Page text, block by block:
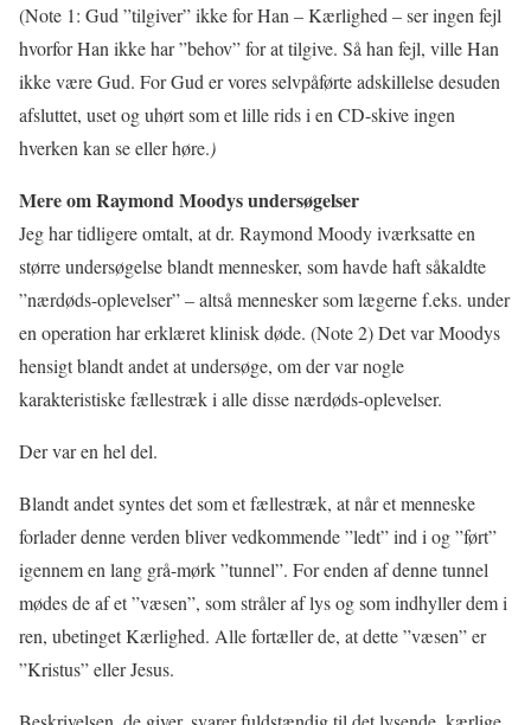
(Note 1: Gud ”tilgiver” ikke for Han – Kærlighed – ser ingen fejl
hvorfor Han ikke har ”behov” for at tilgive. Så han fejl, ville Han
ikke være Gud. For Gud er vores selvpåførte adskillelse desuden
afsluttet, uset og uhørt som et lille rids i en CD-skive ingen
hverken kan se eller høre.)
Mere om Raymond Moodys undersøgelser
Jeg har tidligere omtalt, at dr. Raymond Moody iværksatte en
større undersøgelse blandt mennesker, som havde haft såkaldte
”nærdøds-oplevelser” – altså mennesker som lægerne f.eks. under
en operation har erklæret klinisk døde. (Note 2) Det var Moodys
hensigt blandt andet at undersøge, om der var nogle
karakteristiske fællestræk i alle disse nærdøds-oplevelser.
Der var en hel del.
Blandt andet syntes det som et fællestræk, at når et menneske
forlader denne verden bliver vedkommende ”ledt” ind i og ”ført”
igennem en lang grå-mørk ”tunnel”. For enden af denne tunnel
mødes de af et ”væsen”, som stråler af lys og som indhyller dem i
ren, ubetinget Kærlighed. Alle fortæller de, at dette ”væsen” er
”Kristus” eller Jesus.